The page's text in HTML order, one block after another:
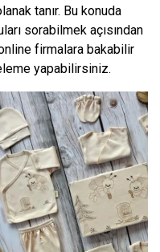
tanır. Bu konuda
sorabilmek açısından
firmalara bakabilir
yapabilirsiniz.